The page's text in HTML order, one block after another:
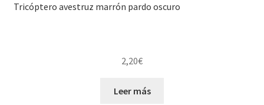
Tricóptero avestruz marrón pardo oscuro
2,20€
Leer más